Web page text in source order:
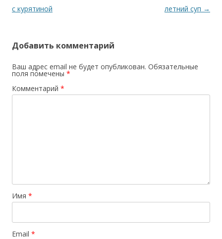
с курятиной
летний суп →
Добавить комментарий
Ваш адрес email не будет опубликован. Обязательные
поля помечены *
Комментарий *
Имя *
Email *